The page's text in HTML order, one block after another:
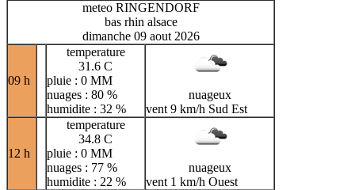
meteo RINGENDORF
bas rhin alsace
dimanche 09 aout 2026
09 h
temperature
31.6 C
pluie : 0 MM
nuages : 80 %
humidite : 32 %
nuageux
vent 9 km/h Sud Est
12 h
temperature
34.8 C
pluie : 0 MM
nuages : 77 %
humidite : 22 %
nuageux
vent 1 km/h Ouest